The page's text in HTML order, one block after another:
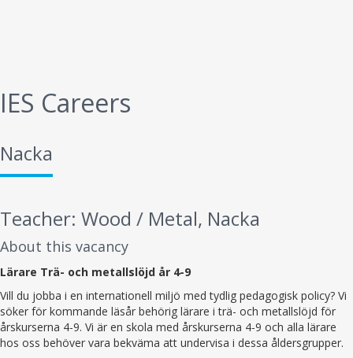
IES Careers
Nacka
Teacher: Wood / Metal, Nacka
About this vacancy
Lärare Trä- och metallslöjd år 4-9
Vill du jobba i en internationell miljö med tydlig pedagogisk policy? Vi
söker för kommande läsår behörig lärare i trä- och metallslöjd för
årskurserna 4-9. Vi är en skola med årskurserna 4-9 och alla lärare
hos oss behöver vara bekväma att undervisa i dessa åldersgrupper.